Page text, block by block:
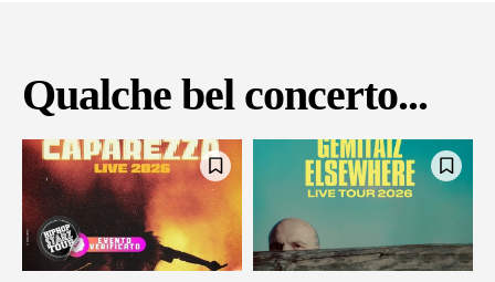
Qualche bel concerto...